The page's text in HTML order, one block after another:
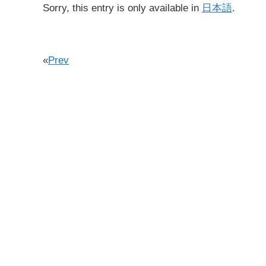
Sorry, this entry is only available in 日本語.
«Prev